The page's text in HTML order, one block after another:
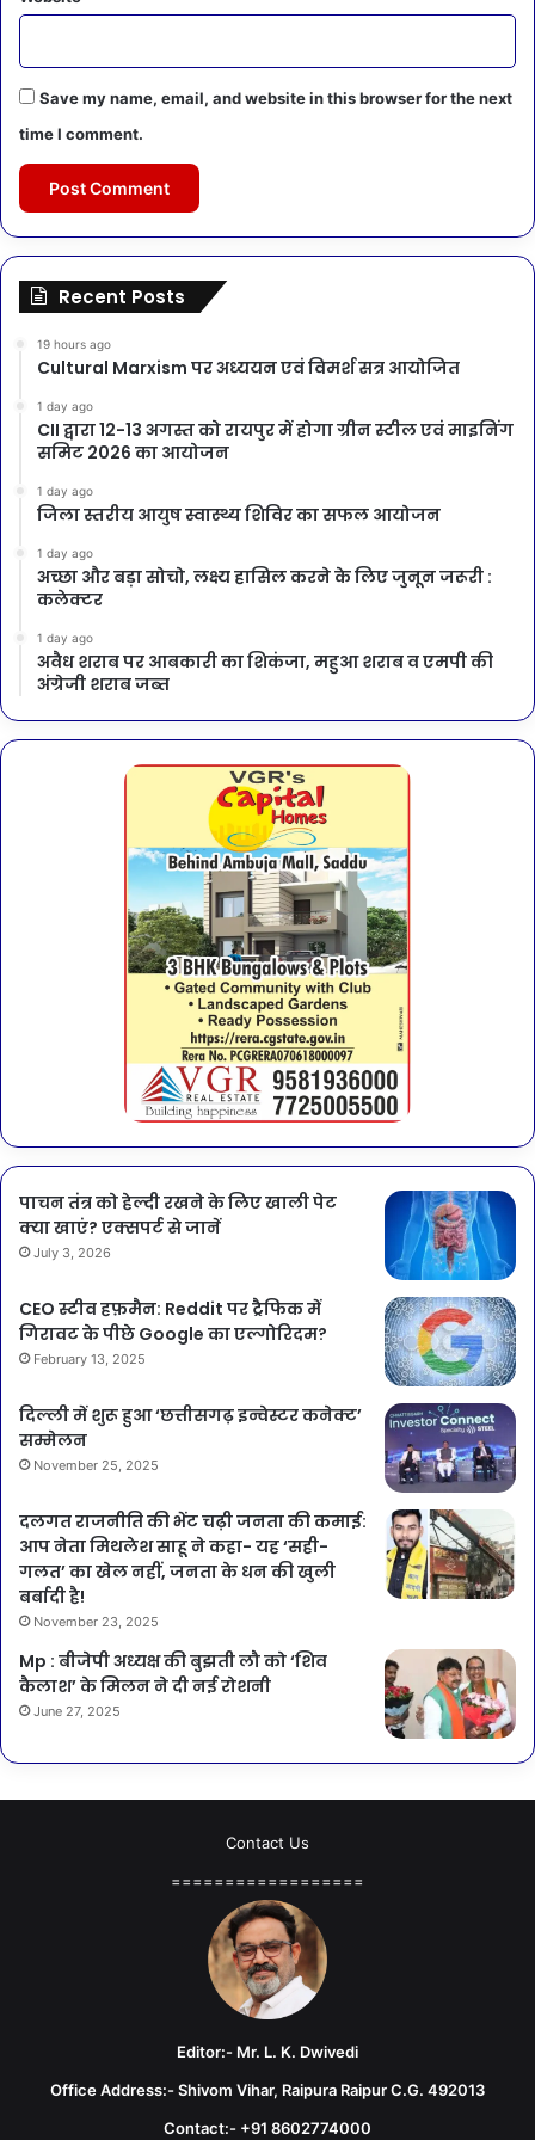
Save my name, email, and website in this browser for the next
time I comment.
Recent Posts
19 hours ago
Cultural Marxism पर अध्ययन एवं विमर्श सत्र आयोजित
1 day ago
CII द्वारा 12-13 अगस्त को रायपुर में होगा ग्रीन स्टील एवं माइनिंग
समिट 2026 का आयोजन
1 day ago
जिला स्तरीय आयुष स्वास्थ्य शिविर का सफल आयोजन
1 day ago
अच्छा और बड़ा सोचो, लक्ष्य हासिल करने के लिए जुनून जरूरी :
कलेक्टर
1 day ago
अवैध शराब पर आबकारी का शिकंजा, महुआ शराब व एमपी की
अंग्रेजी शराब जब्त
पाचन तंत्र को हेल्दी रखने के लिए खाली पेट
क्या खाएं? एक्सपर्ट से जानें
July 3, 2026
CEO स्टीव हफ़मैन: Reddit पर ट्रैफिक में
गिरावट के पीछे Google का एल्गोरिदम?
February 13, 2025
दिल्ली में शुरू हुआ ‘छत्तीसगढ़ इन्वेस्टर कनेक्ट’
सम्मेलन
November 25, 2025
दलगत राजनीति की भेंट चढ़ी जनता की कमाई:
आप नेता मिथलेश साहू ने कहा- यह ‘सही-
गलत’ का खेल नहीं, जनता के धन की खुली
बर्बादी है!
November 23, 2025
Mp : बीजेपी अध्यक्ष की बुझती लौ को ‘शिव
कैलाश’ के मिलन ने दी नई रोशनी
June 27, 2025
Contact Us
==================
Editor:- Mr. L. K. Dwivedi
Office Address:- Shivom Vihar, Raipura Raipur C.G. 492013
Contact:- +91 8602774000